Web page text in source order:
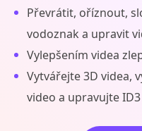
Převrátit, oříznout,
vodoznak a upravit
Vylepšením videa
Vytvářejte 3D videa,
video a upravujte